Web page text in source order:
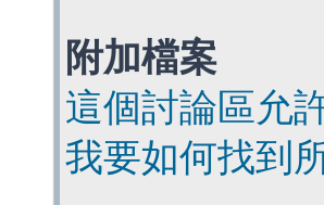
附加檔案
這個討論區允
我要如何找到